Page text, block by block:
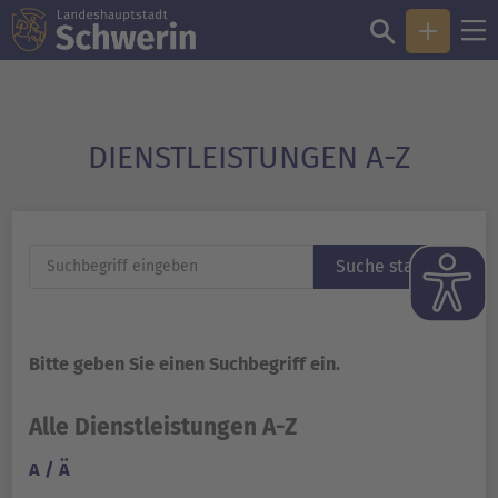
DIENST­LEISTUNGEN A-Z
Suche starten
Bitte geben Sie einen Suchbegriff ein.
Alle Dienstleistungen A-Z
A / Ä